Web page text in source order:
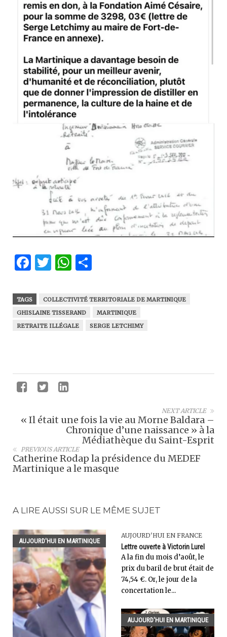
Facebook
Twitter
WhatsApp
TAGS
COLLECTIVITÉ TERRITORIALE DE MARTINIQUE
GHISLAINE TISSERAND
MARTINIQUE
RETRAITE ILLÉGALE
SERGE LETCHIMY
NEXT ARTICLE
« Il était une fois la vie au Morne Baldara –
Chronique d’une naissance » à la
Médiathèque du Saint-Esprit
PREVIOUS ARTICLE
Catherine Rodap la présidence du MEDEF
Martinique a le masque
A LIRE AUSSI SUR LE MÊME SUJET
AUJOURD'HUI EN MARTINIQUE
AUJOURD'HUI EN FRANCE
Lettre ouverte à Victorin Lurel
A la fin du mois d’août, le
prix du baril de brut était de
74,54 €. Or, le jour de la
concertation le...
AUJOURD'HUI EN MARTINIQUE